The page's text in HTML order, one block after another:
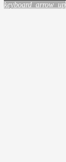
keyboard_arrow_up